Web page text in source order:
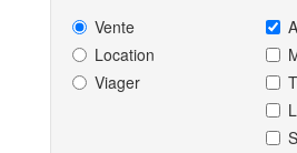
Vente
Location
Viager